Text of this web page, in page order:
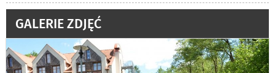
GALERIE ZDJĘĆ